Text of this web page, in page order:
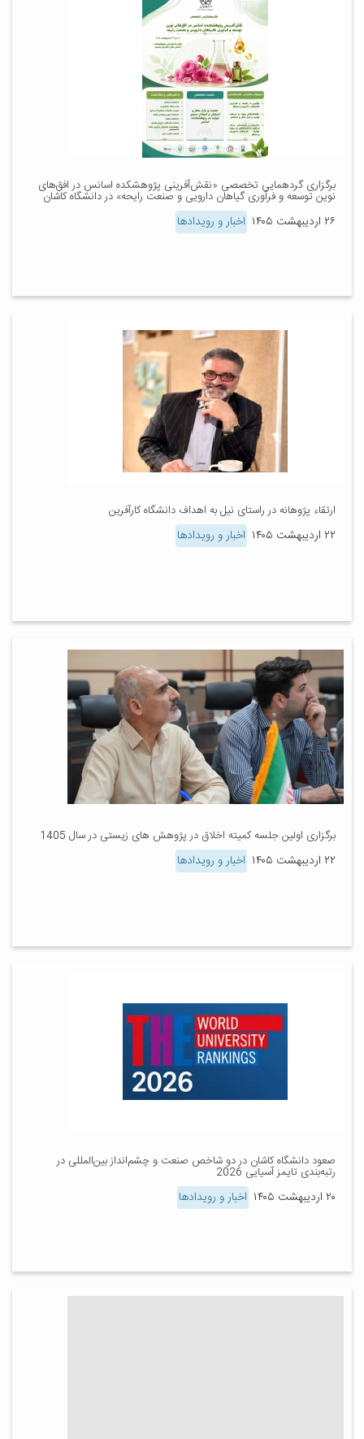
برگزاری گردهمایی تخصصی «نقش‌آفرینی پژوهشکده اسانس در افق‌های
نوین توسعه و فرآوری گیاهان دارویی و صنعت رایحه» در دانشگاه کاشان
۲۶ اردیبهشت ۱۴۰۵ اخبار و رویدادها
ارتقاء پژوهانه در راستای نیل به اهداف دانشگاه کارآفرین
۲۲ اردیبهشت ۱۴۰۵ اخبار و رویدادها
برگزاری اولین جلسه کمیته اخلاق در پژوهش های زیستی در سال 1405
۲۲ اردیبهشت ۱۴۰۵ اخبار و رویدادها
صعود دانشگاه کاشان در دو شاخص صنعت و چشم‌انداز بین‌المللی در
رتبه‌بندی تایمز آسیایی 2026
۲۰ اردیبهشت ۱۴۰۵ اخبار و رویدادها